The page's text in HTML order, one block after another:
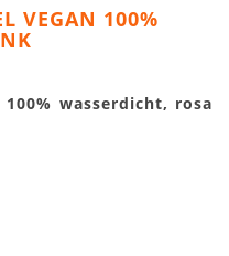
VEGAN 100%
wasserdicht, rosa